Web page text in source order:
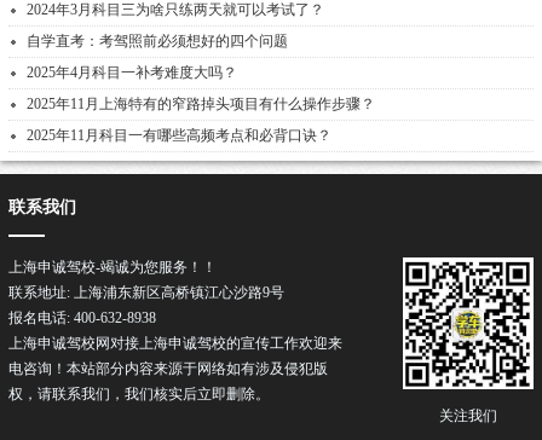
2024年3月科目三为啥只练两天就可以考试了？
自学直考：考驾照前必须想好的四个问题
2025年4月科目一补考难度大吗？
2025年11月上海特有的窄路掉头项目有什么操作步骤？
2025年11月科目一有哪些高频考点和必背口诀？
关注我们
联系我们
上海申诚驾校-竭诚为您服务！！
联系地址: 上海浦东新区高桥镇江心沙路9号
报名电话: 400-632-8938
上海申诚驾校网对接上海申诚驾校的宣传工作欢迎来
电咨询！本站部分内容来源于网络如有涉及侵犯版
权，请联系我们，我们核实后立即删除。